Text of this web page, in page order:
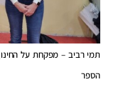
תמי רביב – מפקחת על
הספר